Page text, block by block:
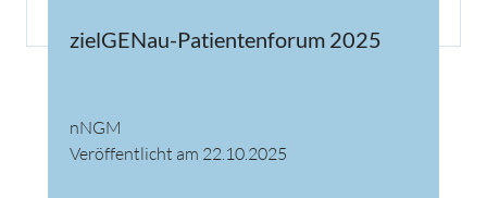
zielGENau-Patientenforum 2025
nNGM
Veröffentlicht am 22.10.2025